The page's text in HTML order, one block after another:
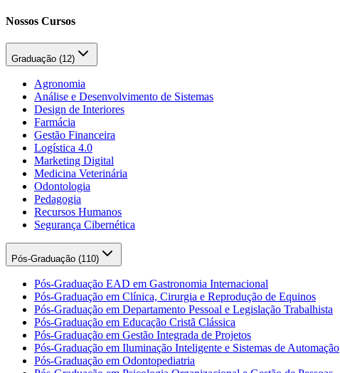
Nossos Cursos
Graduação (12)
Agronomia
Análise e Desenvolvimento de Sistemas
Design de Interiores
Farmácia
Gestão Financeira
Logística 4.0
Marketing Digital
Medicina Veterinária
Odontologia
Pedagogia
Recursos Humanos
Segurança Cibernética
Pós-Graduação (110)
Pós-Graduação EAD em Gastronomia Internacional
Pós-Graduação em Clínica, Cirurgia e Reprodução de Equinos
Pós-Graduação em Departamento Pessoal e Legislação Trabalhista
Pós-Graduação em Educação Cristã Clássica
Pós-Graduação em Gestão Integrada de Projetos
Pós-Graduação em Iluminação Inteligente e Sistemas de Automação
Pós-Graduação em Odontopediatria